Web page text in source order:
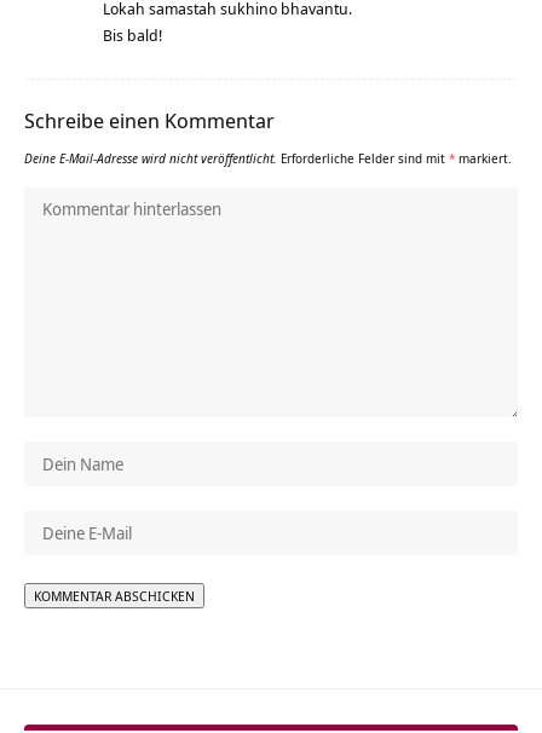
Lokah samastah sukhino bhavantu.
Bis bald!
Schreibe einen Kommentar
Deine E-Mail-Adresse wird nicht veröffentlicht. Erforderliche Felder sind mit * markiert.